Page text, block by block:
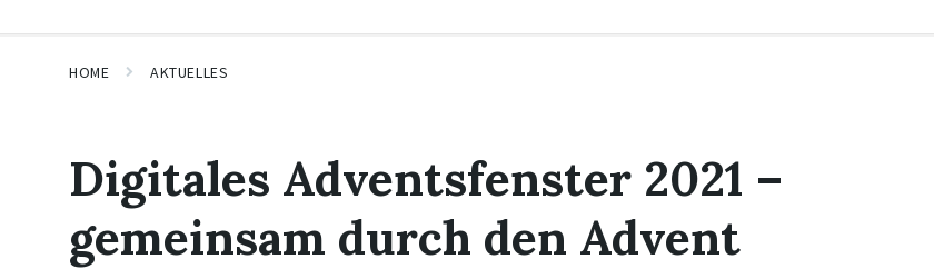
HOME AKTUELLES
Digitales Adventsfenster 2021 –
gemeinsam durch den Advent